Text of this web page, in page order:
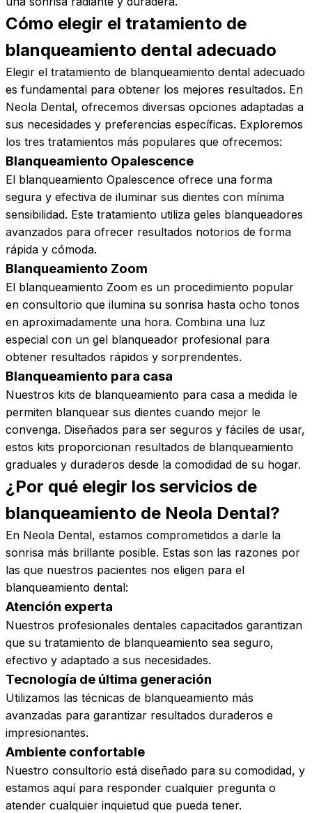
Cómo elegir el tratamiento de
blanqueamiento dental adecuado
Elegir el tratamiento de blanqueamiento dental adecuado
es fundamental para obtener los mejores resultados. En
Neola Dental, ofrecemos diversas opciones adaptadas a
sus necesidades y preferencias específicas. Exploremos
los tres tratamientos más populares que ofrecemos:
Blanqueamiento Opalescence
El blanqueamiento Opalescence ofrece una forma
segura y efectiva de iluminar sus dientes con mínima
sensibilidad. Este tratamiento utiliza geles blanqueadores
avanzados para ofrecer resultados notorios de forma
rápida y cómoda.
Blanqueamiento Zoom
El blanqueamiento Zoom es un procedimiento popular
en consultorio que ilumina su sonrisa hasta ocho tonos
en aproximadamente una hora. Combina una luz
especial con un gel blanqueador profesional para
obtener resultados rápidos y sorprendentes.
Blanqueamiento para casa
Nuestros kits de blanqueamiento para casa a medida le
permiten blanquear sus dientes cuando mejor le
convenga. Diseñados para ser seguros y fáciles de usar,
estos kits proporcionan resultados de blanqueamiento
graduales y duraderos desde la comodidad de su hogar.
¿Por qué elegir los servicios de
blanqueamiento de Neola Dental?
En Neola Dental, estamos comprometidos a darle la
sonrisa más brillante posible. Estas son las razones por
las que nuestros pacientes nos eligen para el
blanqueamiento dental:
Atención experta
Nuestros profesionales dentales capacitados garantizan
que su tratamiento de blanqueamiento sea seguro,
efectivo y adaptado a sus necesidades.
Tecnología de última generación
Utilizamos las técnicas de blanqueamiento más
avanzadas para garantizar resultados duraderos e
impresionantes.
Ambiente confortable
Nuestro consultorio está diseñado para su comodidad, y
estamos aquí para responder cualquier pregunta o
atender cualquier inquietud que pueda tener.